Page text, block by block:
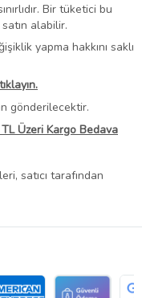
Bir tüketici bu
alabilir.
yapma hakkını saklı
tıklayın.
gönderilecektir.
Üzeri Kargo Bedava
satıcı tarafından